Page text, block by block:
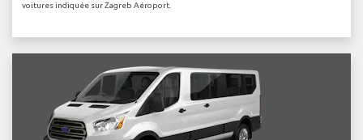
voitures indiquée sur Zagreb Aéroport.